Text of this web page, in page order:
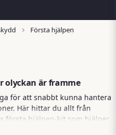
Första hjälpen
olyckan är framme
för att snabbt kunna hantera
Här hittar du allt från
första hjälpen-kit som hjälper
för arbetsplatser, fordon